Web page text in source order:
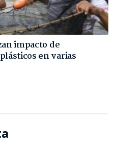
impacto de
en varias